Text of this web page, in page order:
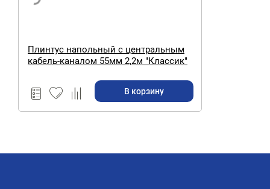
Плинтус напольный с центральным
кабель-каналом 55мм 2,2м "Классик"
В корзину